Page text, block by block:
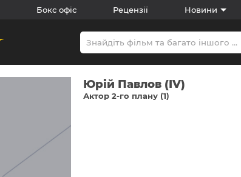
Бокс офіс Рецензії Новини
Юрій Павлов (IV)
Актор 2-го плану (1)